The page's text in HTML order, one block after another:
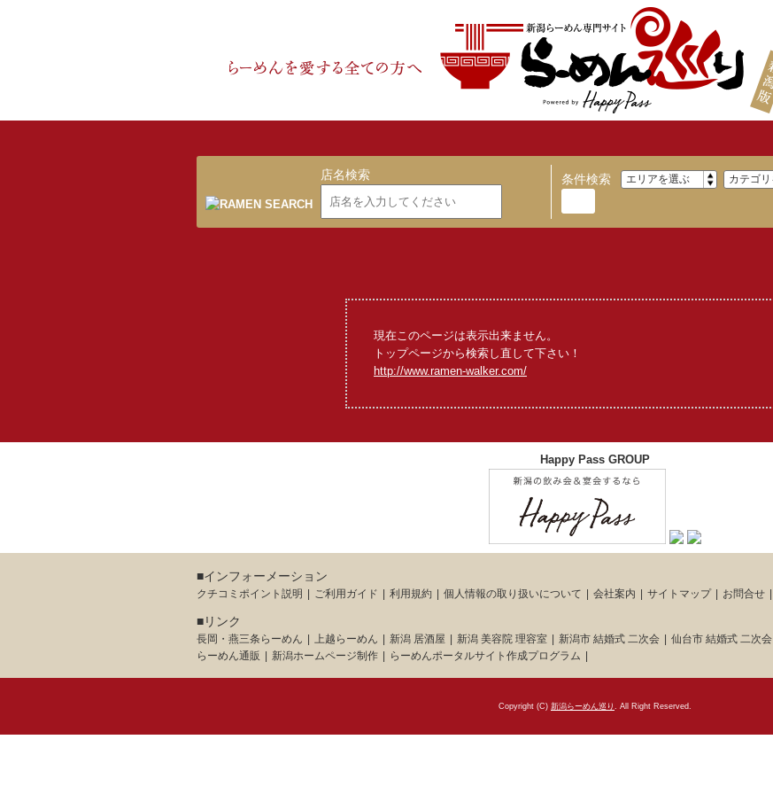
店名検索 条件検索
現在このページは表示出来ません。
トップページから検索し直して下さい！
http://www.ramen-walker.com/
Happy Pass GROUP
■インフォーメーション
クチコミポイント説明 ご利用ガイド 利用規約 個人情報の取り扱いについて 会社案内 サイトマップ お問合せ
■リンク
長岡・燕三条らーめん 上越らーめん 新潟 居酒屋 新潟 美容院 理容室 新潟市 結婚式 二次会 仙台市 結婚式 二次会
らーめん通販
新潟ホームページ制作 らーめんポータルサイト作成プログラム
Copyright (C) 新潟らーめん巡り . All Right Reserved.